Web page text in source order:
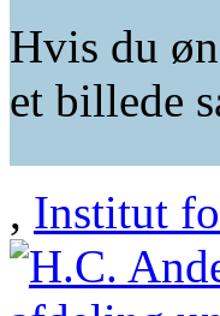
Hvis du
et billede
, Institut